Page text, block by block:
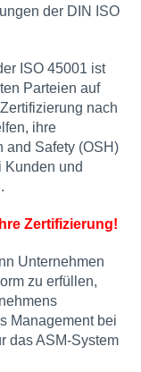
der DIN ISO
ISO 45001 ist
Parteien auf
nach
ihre
and Safety (OSH)
Kunden und
Zertifizierung!
Unternehmen
zu erfüllen,
Management bei
das ASM-System